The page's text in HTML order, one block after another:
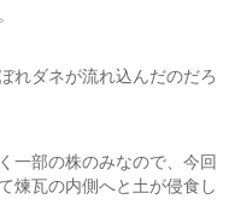
れダネが流れ込んだのだろ
一部の株のみなので、今回
煉瓦の内側へと土が侵食し